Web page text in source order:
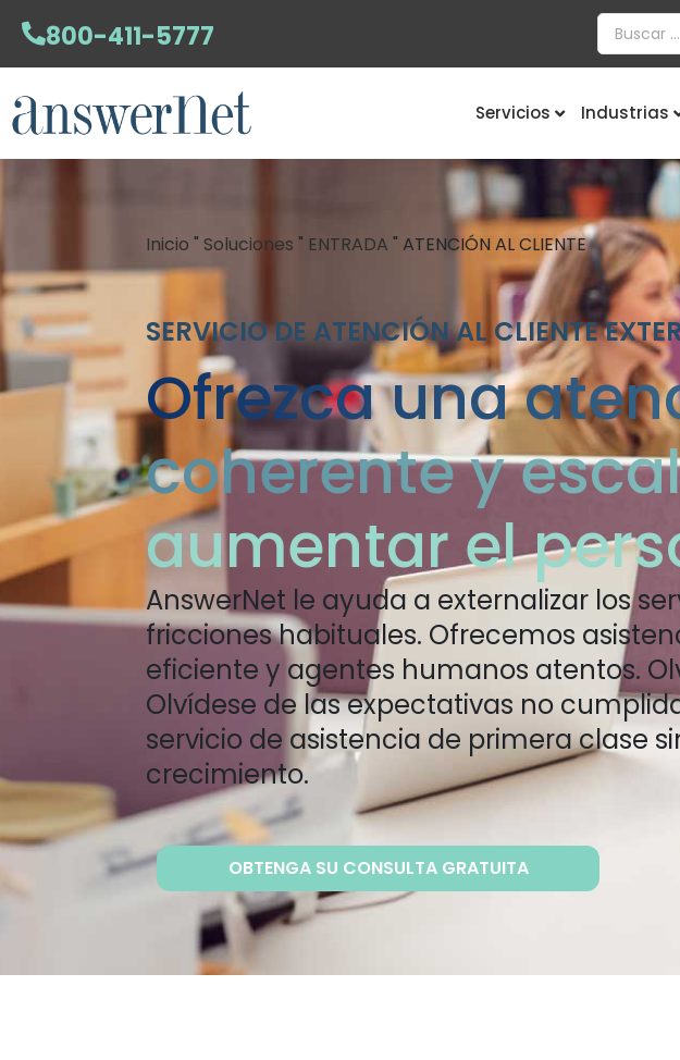
800-411-5777
Servicios Industrias
Inicio " Soluciones " ENTRADA "ATENCIÓN AL CLIENTE
SERVICIO DE ATENCIÓN AL CLIENTE
Ofrezca una
coherente y
aumentar el
AnswerNet le ayuda a externalizar los
fricciones habituales. Ofrecemos
eficiente y agentes humanos atentos.
Olvídese de las expectativas no
servicio de asistencia de primera clase
crecimiento.
OBTENGA SU CONSULTA GRATUITA